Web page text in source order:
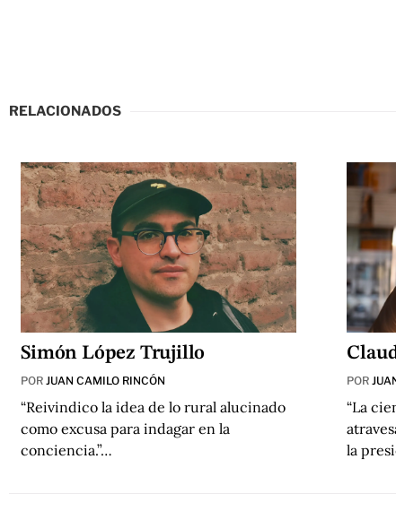
RELACIONADOS
Simón López Trujillo
PORJUAN CAMILO RINCÓN
“Reivindico la idea de lo rural alucinado
como excusa para indagar en la
conciencia.”…
POR
“La
la